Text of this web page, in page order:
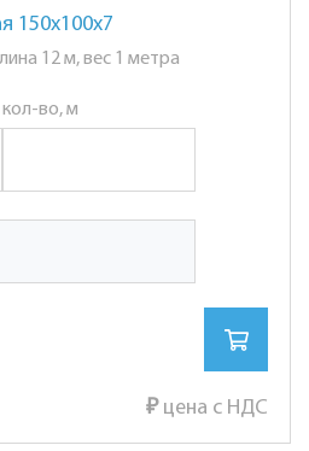
150х100х7
12 м, вес 1 метра
кол-во, м
₽цена с НДС